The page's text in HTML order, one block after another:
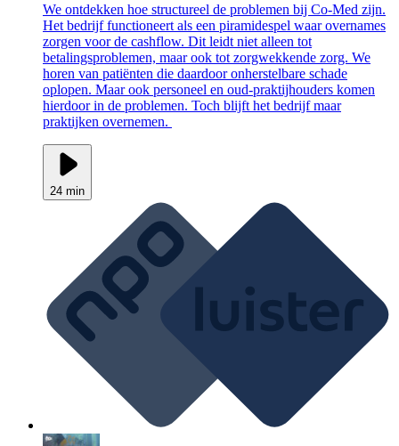
We ontdekken hoe structureel de problemen bij Co-Med zijn.
Het bedrijf functioneert als een piramidespel waar overnames
zorgen voor de cashflow. Dit leidt niet alleen tot
betalingsproblemen, maar ook tot zorgwekkende zorg. We
horen van patiënten die daardoor onherstelbare schade
oplopen. Maar ook personeel en oud-praktijhouders komen
hierdoor in de problemen. Toch blijft het bedrijf maar
praktijken overnemen.
24 min